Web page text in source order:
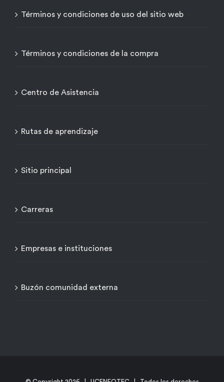
Términos y condiciones de uso del sitio web
Términos y condiciones de la compra
Centro de Asistencia
Rutas de aprendizaje
Sitio principal
Carreras
Empresas e instituciones
Buzón comunidad externa